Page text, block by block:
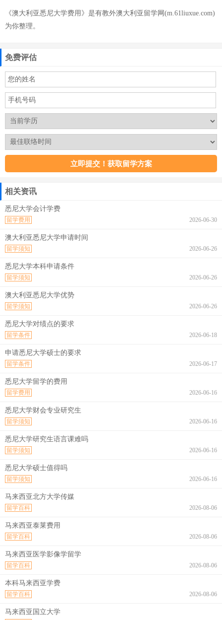
《澳大利亚悉尼大学费用》是有教外澳大利亚留学网(m.61liuxue.com)
为你整理。
免费评估
相关资讯
悉尼大学会计学费
2026-06-30
留学费用
澳大利亚悉尼大学申请时间
2026-06-26
留学须知
悉尼大学本科申请条件
2026-06-26
留学须知
澳大利亚悉尼大学优势
2026-06-26
留学须知
悉尼大学对绩点的要求
2026-06-18
留学条件
申请悉尼大学硕士的要求
2026-06-17
留学条件
悉尼大学留学的费用
2026-06-16
留学费用
悉尼大学财会专业研究生
2026-06-16
留学须知
悉尼大学研究生语言课难吗
2026-06-16
留学须知
悉尼大学硕士值得吗
2026-06-16
留学须知
马来西亚北方大学传媒
2026-08-06
留学百科
马来西亚泰莱费用
2026-08-06
留学百科
马来西亚医学影像学留学
2026-08-06
留学百科
本科马来西亚学费
2026-08-06
留学百科
马来西亚国立大学